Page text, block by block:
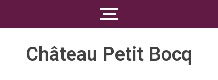
Château Petit Bocq